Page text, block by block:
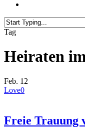
Close
Tag
Heiraten
Feb. 12
Love0
Freie Trauung